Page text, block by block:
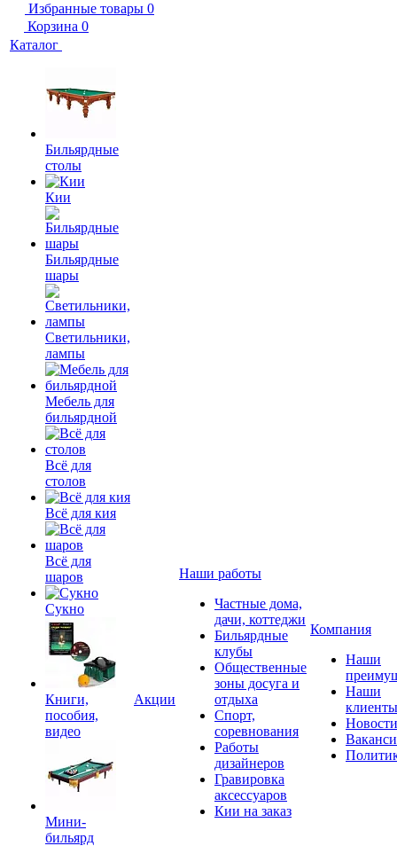
Избранные товары 0
Корзина 0
Каталог
Бильярдные
столы
Кии
Бильярдные
шары
Светильники,
лампы
Мебель для
бильярдной
Всё для
столов
Всё для кия
Всё для
шаров
Сукно
Книги,
пособия,
видео
Мини-
бильярд
Акции
Наши работы
Частные дома,
дачи, коттеджи
Бильярдные
клубы
Общественные
зоны досуга и
отдыха
Спорт,
соревнования
Работы
дизайнеров
Гравировка
аксессуаров
Кии на заказ
Компания
Наши
Наши
клиенты
Новости